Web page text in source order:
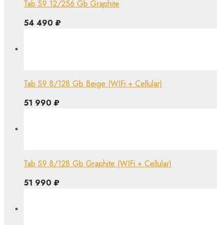
Tab S9 12/256 Gb Graphite
54 490 ₽
Tab S9 8/128 Gb Beige (WIFi + Cellular)
51 990 ₽
Tab S9 8/128 Gb Graphite (WIFi + Cellular)
51 990 ₽